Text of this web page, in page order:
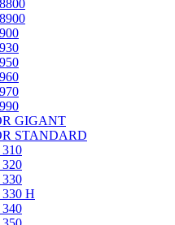
GIGANT
STANDARD
H